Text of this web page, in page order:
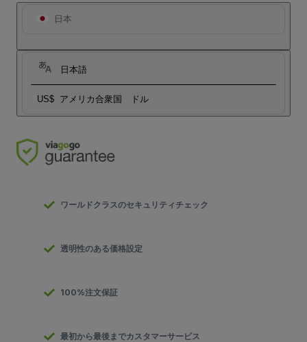
日本
日本語
US$ アメリカ合衆国 ドル
ワールドクラスのセキュリティチェック
透明性のある価格設定
100%注文保証
最初から最後までカスタマーサービス